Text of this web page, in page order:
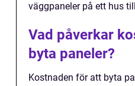
väggpaneler på ett hus
Vad påverkar
byta paneler?
Kostnaden för att byta